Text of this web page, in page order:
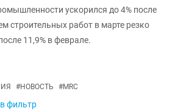
ускорился до 4% после
строительных работ в марте резко
11,9% в феврале.
#НОВОСТЬ #MRC
фильтр